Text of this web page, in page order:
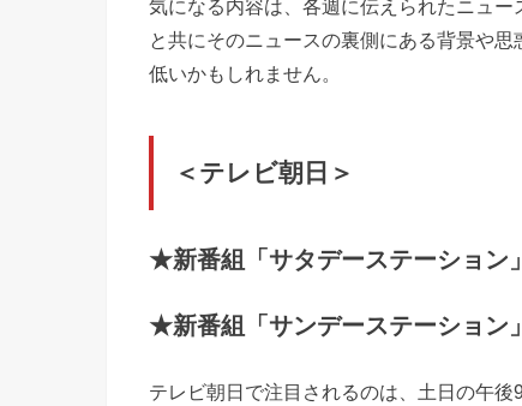
気になる内容は、各週に伝えられたニュ
と共にそのニュースの裏側にある背景や
低いかもしれません。
＜テレビ朝日＞
★新番組「サタデーステーション」
★新番組「サンデーステーション」
テレビ朝日で注目されるのは、土日の午後